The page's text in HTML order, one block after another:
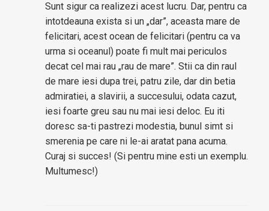
Sunt sigur ca realizezi acest lucru. Dar, pentru ca
intotdeauna exista si un „dar”, aceasta mare de
felicitari, acest ocean de felicitari (pentru ca va
urma si oceanul) poate fi mult mai periculos
decat cel mai rau „rau de mare”. Stii ca din raul
de mare iesi dupa trei, patru zile, dar din betia
admiratiei, a slavirii, a succesului, odata cazut,
iesi foarte greu sau nu mai iesi deloc. Eu iti
doresc sa-ti pastrezi modestia, bunul simt si
smerenia pe care ni le-ai aratat pana acuma.
Curaj si succes! (Si pentru mine esti un exemplu.
Multumesc!)